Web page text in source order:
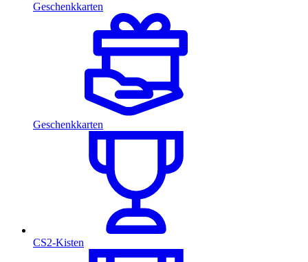
Geschenkkarten
Geschenkkarten
CS2-Kisten